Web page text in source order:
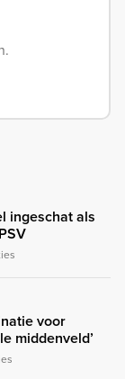
ingeschat als
voor
middenveld’